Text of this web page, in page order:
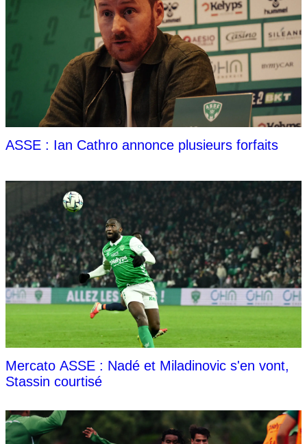
ASSE : Ian Cathro annonce plusieurs forfaits
Mercato ASSE : Nadé et Miladinovic s'en vont,
Stassin courtisé